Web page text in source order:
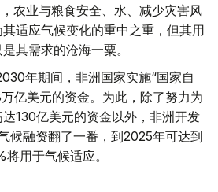
农业与粮食安全、水、减少灾害风
适应气候变化的重中之重，但其用
其需求的沧海一粟。
年期间，非洲国家实施“国家自
亿美元的资金。为此，除了努力为
130亿美元的资金以外，非洲开发
候融资翻了一番，到2025年可达到
用于气候适应。